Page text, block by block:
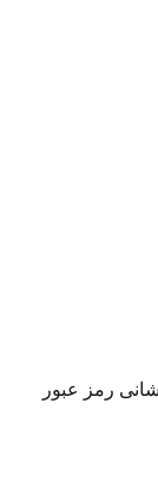
رمز عبور